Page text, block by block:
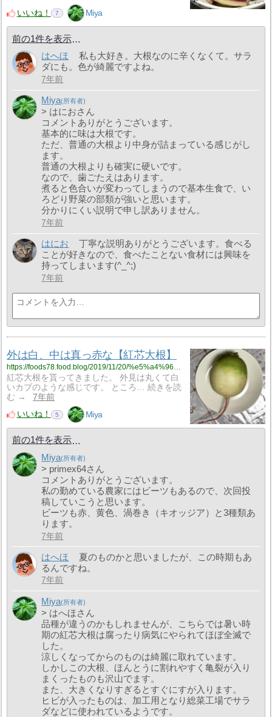
いいね！
7 Miya
前の1件を表示
はへほ
私も大好き。大根なのに辛くなくて。サラ
ダにも。色が綺麗ですよね。
7年前
Miya
> はにおさん
コメントありがとうございます。
基本的に味は大根です。
ただ、普通の大根より中身が詰まっている感じがし
ます。
普通の大根よりも確実に硬いです。
なので、歯ごたえはあります。
煮ると色合いが変わってしまうので基本生食で、い
ろどり野菜の部類が強いと思います。
分かりにくい説明で申し訳ありません。
7年前
はにお
丁寧な説明ありがとうございます。食べる
ことが好きなので、食べたことない食材には興味を
持ってしまいます(^_^;)
7年前
外は白、中は真っ赤な【紅芯大根】
https://foods78.food.blog/2019/11/20/%e5%a4%96%e3%81%af%e7%99%bd%e3%80%81%e4%b8%ad%e3%81%af%e7%9c%9f%e3%81%a3%e8%b5%a4%e3%81%aa%e3%80%90%e7%b4%85%e8%8a%af%e5%a4%a7%e6%a0%b9%e3%80%91/
紅芯大根を貰ってきました。 外見は丸くて白
いカブのような感じです。 ところ… 続きを読
む →
7年前
いいね！
5 Miya
前の1件を表示
Miya
> primex64さん
コメントありがとうございます。
私の勤めている農家にはビーツもあるので、次回投
稿していこうと思います。
ビーツも赤、黄色、渦巻き（キオッジア）と3種類あ
ります。
7年前
はへほ
夏のものかと思いましたが、この時期もあ
るんですね。
7年前
Miya
> はへほさん
品種が違うのかもしれませんが、こちらでは暑い時
期の紅芯大根は腐ったり病気にやられてほぼ全滅で
した。
涼しくなってからのものは綺麗に取れています。
しかしこの大根、ほんとうに割れやすく亀裂が入り
まくったものも沢山でます。
また、大きくなりすぎるとすぐにすが入ります。
ヒビが入ったものは、加工用となり総菜工場でサラ
ダなどに使われているようです。